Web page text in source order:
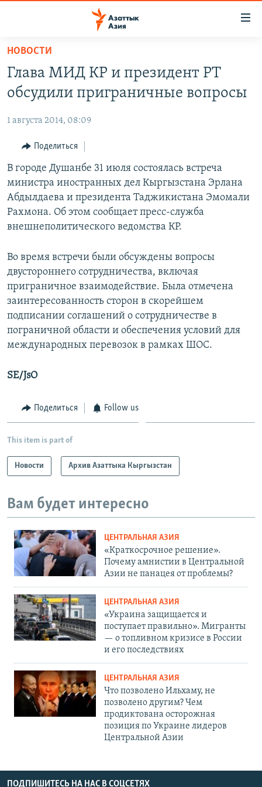
Вернуться
основному
содержанию
Вернутся
навигации
Вернутся
поиску
КАЗАХСТАН
УЗБЕКИСТАН
ТАДЖИКИСТАН
НОВОСТИ
ВОЙНА В УКРАИНЕ
НА ДРУГИХ ЯЗЫКАХ
ҚАЗАҚША
КЫРГЫЗЧА
ЎЗБЕКЧА
ТОҶИКӢ
TÜRKMENÇE
Все сайты РСЕ/РС
НОВОСТИ
Глава МИД КР и президент РТ
обсудили приграничные вопросы
1 августа 2014, 08:09
Поделиться
В городе Душанбе 31 июля состоялась встреча
министра иностранных дел Кыргызстана Эрлана
Абдылдаева и президента Таджикистана Эмомали
Рахмона. Об этом сообщает пресс-служба
внешнеполитического ведомства КР.
Во время встречи были обсуждены вопросы
двустороннего сотрудничества, включая
приграничное взаимодействие. Была отмечена
заинтересованность сторон в скорейшем
подписании соглашений о сотрудничестве в
пограничной области и обеспечения условий для
международных перевозок в рамках ШОС.
SE/JsO
Поделиться Follow us
This item is part of
Новости Архив Азаттыка Кыргызстан
Вам будет интересно
ЦЕНТРАЛЬНАЯ АЗИЯ
«Краткосрочное решение».
Почему амнистии в Центральной
Азии не панацея от проблемы?
ЦЕНТРАЛЬНАЯ АЗИЯ
«Украина защищается и
поступает правильно». Мигранты
— о топливном кризисе в России
и его последствиях
ЦЕНТРАЛЬНАЯ АЗИЯ
Что позволено Ильхаму, не
позволено другим? Чем
продиктована осторожная
позиция по Украине лидеров
Центральной Азии
ПОДПИШИТЕСЬ НА НАС В СОЦСЕТЯХ